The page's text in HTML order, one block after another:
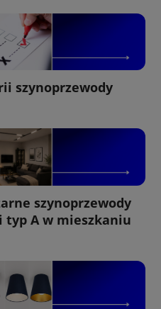
szynoprzewody
szynoprzewody
typ A w mieszkaniu